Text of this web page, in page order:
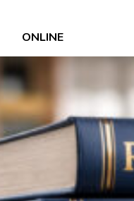
ONLINE